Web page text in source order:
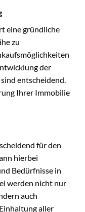
eine gründliche
zu
der
entscheidend.
Ihrer Immobilie
für den
hierbei
Bedürfnisse in
werden nicht nur
auch
aller